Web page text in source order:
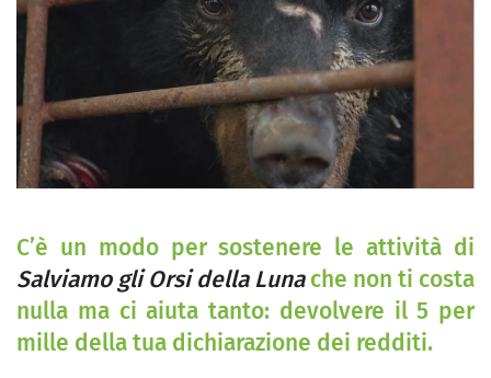
C’è un modo per sostenere le attività di
Salviamo gli Orsi della Lunache non ti costa
nulla ma ci aiuta tanto: devolvere il 5 per
mille della tua dichiarazione dei redditi.